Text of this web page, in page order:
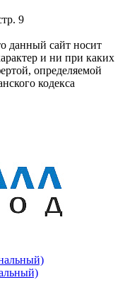
9
данный сайт носит
и ни при каких
определяемой
кодекса